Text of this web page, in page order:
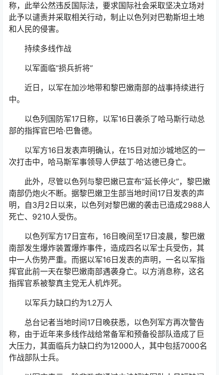
称，此举公然违反国际法，要求国际社会采取坚决立场对
此予以谴责并采取相关行动，制止以色列对巴勒斯坦土地
和人民的侵害。
持续多线作战
以军面临“损兵折将”
近日，以军在加沙地带和黎巴嫩南部的战事持续进行
中。
以色列国防军17日称，以军16日袭杀了哈马斯行动总
部的指挥官巴哈·巴鲁德。
以军方16日发表声明确认，在15日对加沙城地区的一
次打击中，哈马斯军事领导人伊兹丁·哈达德已身亡。
此外，尽管以色列与黎巴嫩已宣布“延长停火”，黎巴嫩
南部仍炮火不断。据黎巴嫩卫生部当地时间17日发表的声
明，自3月2日以来，以色列对黎巴嫩的袭击已造成2988人
死亡、9210人受伤。
以色列军方17日宣布，16日晚间至17日凌晨，黎巴嫩
南部发生爆炸装置爆炸事件，造成四名以军士兵受伤，其
中一人伤势严重。而据以军16日发表的声明，一名以军指
挥官此前一天在黎巴嫩南部遇袭身亡。以方消息称，这名
指挥官系被黎真主党无人机炸死。
以军兵力缺口约为1.2万人
总台记者当地时间17日晚获悉，以色列军方再次警告
称，由于近年来多线作战给常备军和预备役部队造成了巨
大压力，其面临兵力缺口约为12000人，其中包括7000名
作战部队士兵。